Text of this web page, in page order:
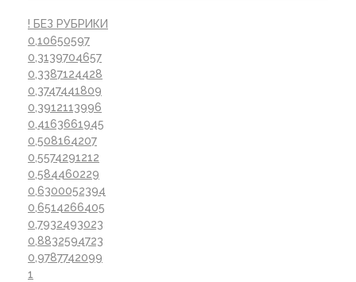
! БЕЗ РУБРИКИ
0,10650597
0,3139704657
0,3387124428
0,3747441809
0,3912113996
0,4163661945
0,508164207
0,5574291212
0,584460229
0,6300052394
0,6514266405
0,7932493023
0,8832594723
0,9787742099
1